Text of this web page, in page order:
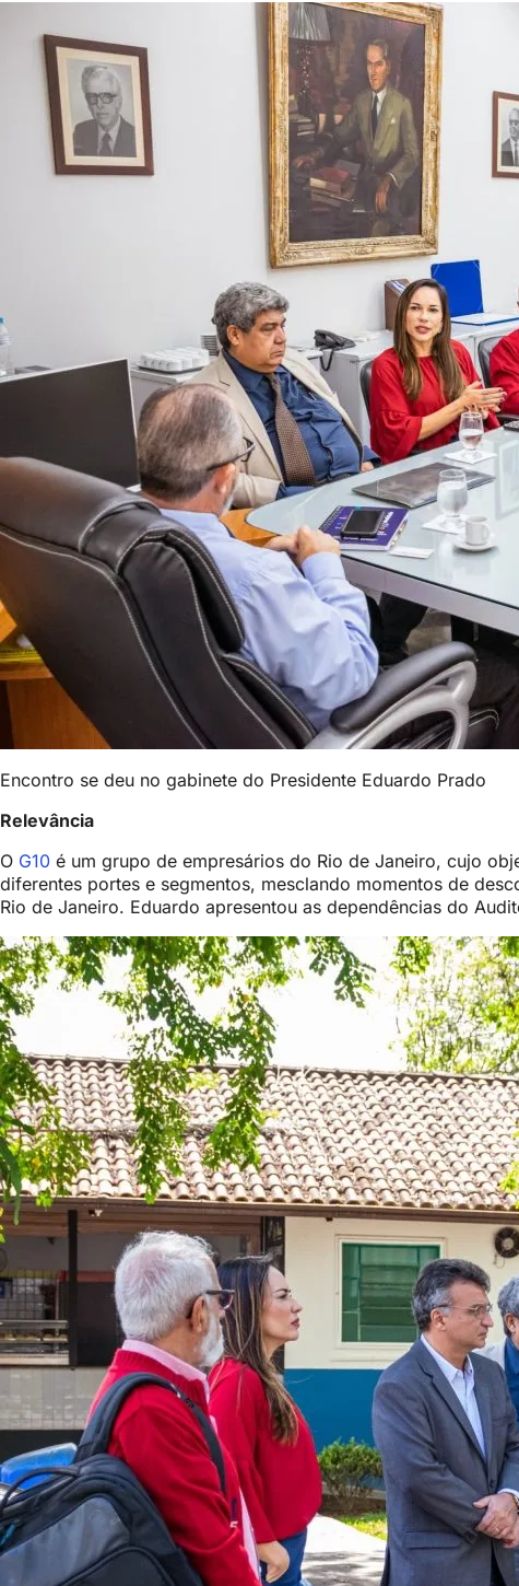
Encontro se deu no gabinete do Presidente Eduardo Prado
Relevância
O G10 é um grupo de empresários do Rio de Janeiro, cujo
diferentes portes e segmentos, mesclando momentos de
Rio de Janeiro. Eduardo apresentou as dependências do